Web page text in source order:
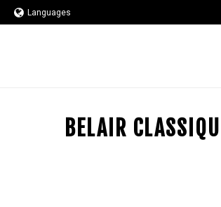
Languages
BELAIR